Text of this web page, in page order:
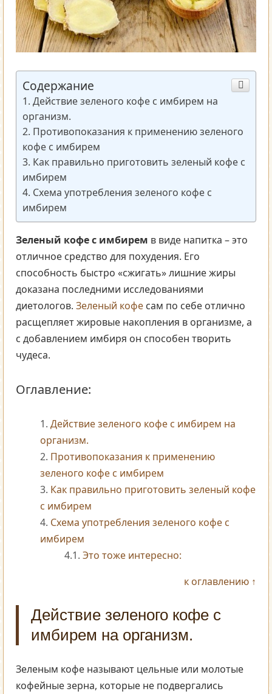
Содержание
Действие зеленого кофе с имбирем на
организм.
Противопоказания к применению зеленого
кофе с имбирем
Как правильно приготовить зеленый кофе с
имбирем
Схема употребления зеленого кофе с
имбирем
Зеленый кофе с имбирем в виде напитка – это
отличное средство для похудения. Его
способность быстро «сжигать» лишние жиры
доказана последними исследованиями
диетологов. Зеленый кофе сам по себе отлично
расщепляет жировые накопления в организме, а
с добавлением имбиря он способен творить
чудеса.
Оглавление:
Действие зеленого кофе с имбирем на
организм.
Противопоказания к применению
зеленого кофе с имбирем
Как правильно приготовить зеленый кофе
с имбирем
Схема употребления зеленого кофе с
имбирем
Это тоже интересно:
к оглавлению ↑
Действие зеленого кофе с
имбирем на организм.
Зеленым кофе называют цельные или молотые
кофейные зерна, которые не подвергались